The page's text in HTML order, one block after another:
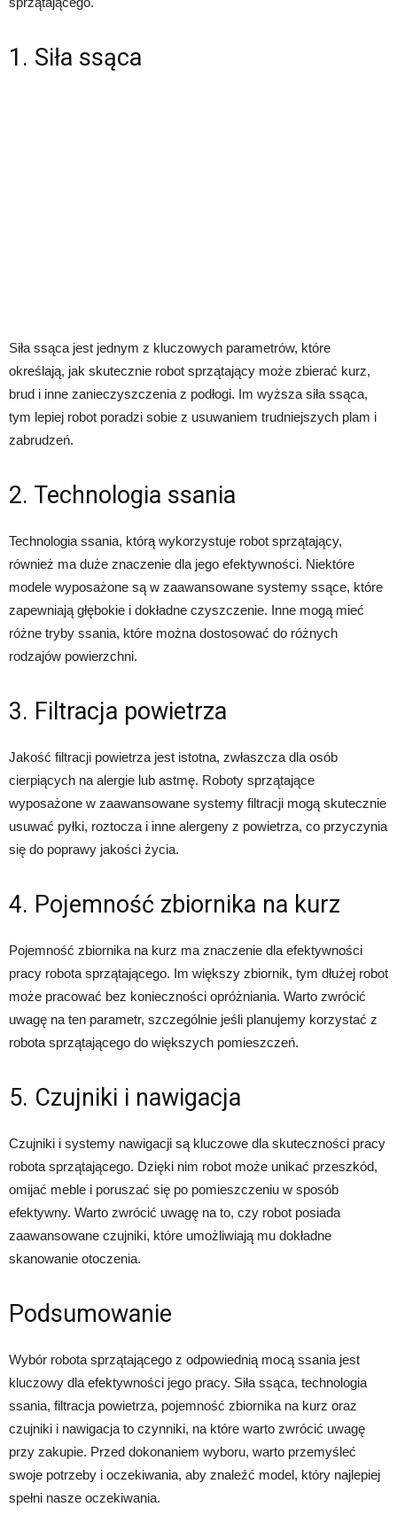
1. Siła ssąca
Siła ssąca jest jednym z kluczowych parametrów, które
określają, jak skutecznie robot sprzątający może zbierać kurz,
brud i inne zanieczyszczenia z podłogi. Im wyższa siła ssąca,
tym lepiej robot poradzi sobie z usuwaniem trudniejszych plam i
zabrudzeń.
2. Technologia ssania
Technologia ssania, którą wykorzystuje robot sprzątający,
również ma duże znaczenie dla jego efektywności. Niektóre
modele wyposażone są w zaawansowane systemy ssące, które
zapewniają głębokie i dokładne czyszczenie. Inne mogą mieć
różne tryby ssania, które można dostosować do różnych
rodzajów powierzchni.
3. Filtracja powietrza
Jakość filtracji powietrza jest istotna, zwłaszcza dla osób
cierpiących na alergie lub astmę. Roboty sprzątające
wyposażone w zaawansowane systemy filtracji mogą skutecznie
usuwać pyłki, roztocza i inne alergeny z powietrza, co przyczynia
się do poprawy jakości życia.
4. Pojemność zbiornika na kurz
Pojemność zbiornika na kurz ma znaczenie dla efektywności
pracy robota sprzątającego. Im większy zbiornik, tym dłużej robot
może pracować bez konieczności opróżniania. Warto zwrócić
uwagę na ten parametr, szczególnie jeśli planujemy korzystać z
robota sprzątającego do większych pomieszczeń.
5. Czujniki i nawigacja
Czujniki i systemy nawigacji są kluczowe dla skuteczności pracy
robota sprzątającego. Dzięki nim robot może unikać przeszkód,
omijać meble i poruszać się po pomieszczeniu w sposób
efektywny. Warto zwrócić uwagę na to, czy robot posiada
zaawansowane czujniki, które umożliwiają mu dokładne
skanowanie otoczenia.
Podsumowanie
Wybór robota sprzątającego z odpowiednią mocą ssania jest
kluczowy dla efektywności jego pracy. Siła ssąca, technologia
ssania, filtracja powietrza, pojemność zbiornika na kurz oraz
czujniki i nawigacja to czynniki, na które warto zwrócić uwagę
przy zakupie. Przed dokonaniem wyboru, warto przemyśleć
swoje potrzeby i oczekiwania, aby znaleźć model, który najlepiej
spełni nasze oczekiwania.